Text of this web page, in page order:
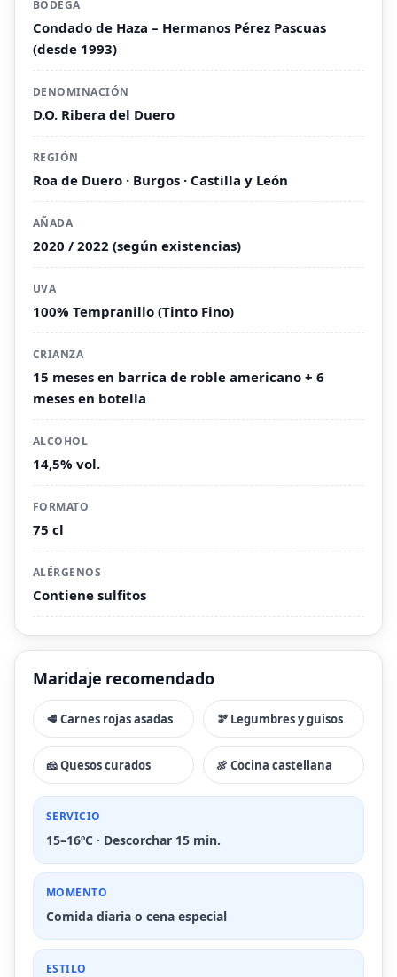
BODEGA
Condado de Haza – Hermanos Pérez Pascuas
(desde 1993)
DENOMINACIÓN
D.O. Ribera del Duero
REGIÓN
Roa de Duero · Burgos · Castilla y León
AÑADA
2020 / 2022 (según existencias)
UVA
100% Tempranillo (Tinto Fino)
CRIANZA
15 meses en barrica de roble americano + 6
meses en botella
ALCOHOL
14,5% vol.
FORMATO
75 cl
ALÉRGENOS
Contiene sulfitos
Maridaje recomendado
🥩 Carnes rojas asadas 🫘 Legumbres y guisos
🧀 Quesos curados 🍖 Cocina castellana
SERVICIO
15–16ºC · Descorchar 15 min.
MOMENTO
Comida diaria o cena especial
ESTILO